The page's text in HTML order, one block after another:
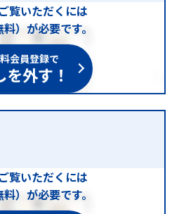
覧いただくには
）が必要です。
会員登録で
外す！
覧いただくには
）が必要です。